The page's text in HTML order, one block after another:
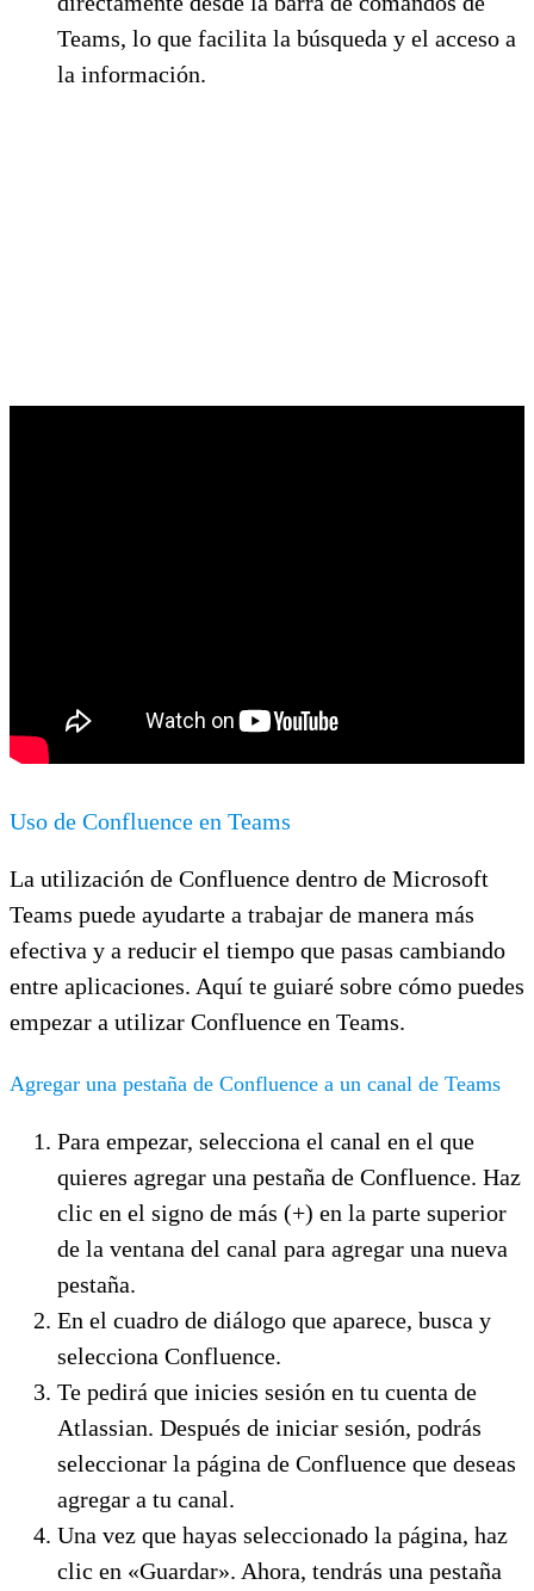
Teams, lo que facilita la búsqueda y el acceso a
la información.
Uso de Confluence en Teams
La utilización de Confluence dentro de Microsoft
Teams puede ayudarte a trabajar de manera más
efectiva y a reducir el tiempo que pasas cambiando
entre aplicaciones. Aquí te guiaré sobre cómo puedes
empezar a utilizar Confluence en Teams.
Agregar una pestaña de Confluence a un canal de Teams
Para empezar, selecciona el canal en el que
quieres agregar una pestaña de Confluence. Haz
clic en el signo de más (+) en la parte superior
de la ventana del canal para agregar una nueva
pestaña.
En el cuadro de diálogo que aparece, busca y
selecciona Confluence.
Te pedirá que inicies sesión en tu cuenta de
Atlassian. Después de iniciar sesión, podrás
seleccionar la página de Confluence que deseas
agregar a tu canal.
Una vez que hayas seleccionado la página, haz
clic en «Guardar». Ahora, tendrás una pestaña